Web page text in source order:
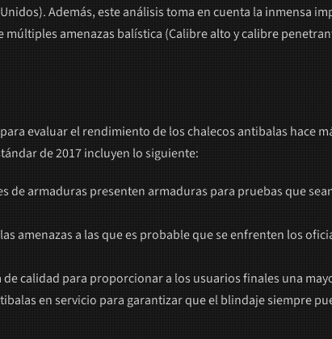
Además, este análisis toma en cuenta la inmensa
amenazas balística (Calibre alto y calibre
evaluar el rendimiento de los chalecos antibalas hace
de 2017 incluyen lo siguiente:
armaduras presenten armaduras para pruebas que
amenazas a las que es probable que se enfrenten los
calidad para proporcionar a los usuarios finales una
en servicio para garantizar que el blindaje siempre